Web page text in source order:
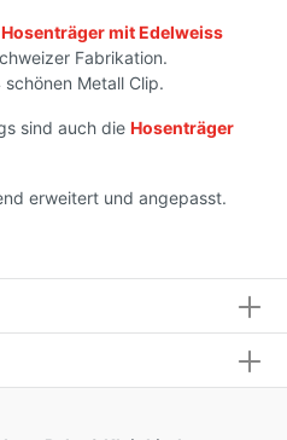
Hosenträger mit Edelweiss
Fabrikation.
Metall Clip.
sind auch die Hosenträger
erweitert und angepasst.